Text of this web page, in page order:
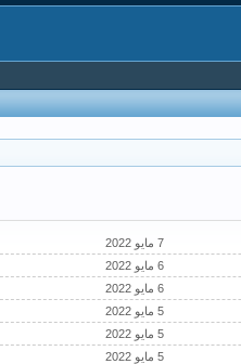
‏7 مايو 2022
‏6 مايو 2022
‏6 مايو 2022
‏5 مايو 2022
‏5 مايو 2022
‏5 مايو 2022